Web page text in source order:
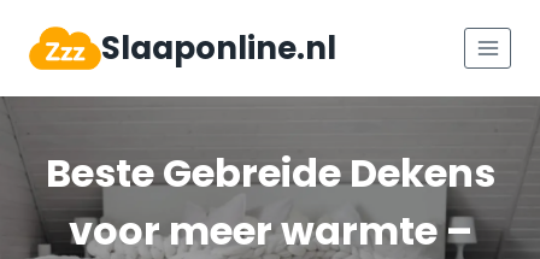
naar
Slaaponline.nl
Beste Gebreide Dekens
voor meer warmte –